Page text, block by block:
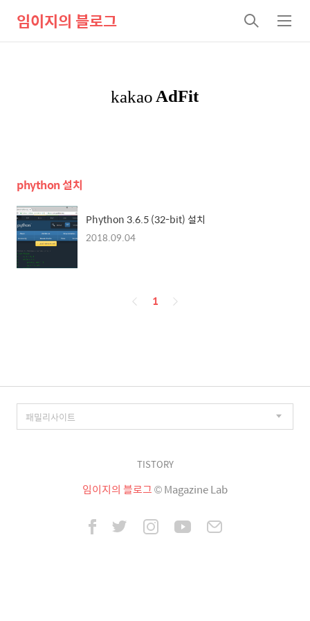
임이지의 블로그
검
색
메
뉴
phython 설치
Phython 3.6.5 (32-bit) 설치
2018.09.04
페
1
TISTORY
임이지의 블로그© Magazine Lab